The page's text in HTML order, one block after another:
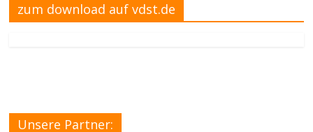
zum download auf vdst.de
Unsere Partner: